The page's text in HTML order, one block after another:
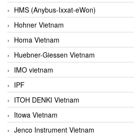
HMS (Anybus-Ixxat-eWon)
Hohner Vietnam
Homa Vietnam
Huebner-Giessen Vietnam
IMO vietnam
IPF
ITOH DENKI Vietnam
Itowa Vietnam
Jenco Instrument Vietnam